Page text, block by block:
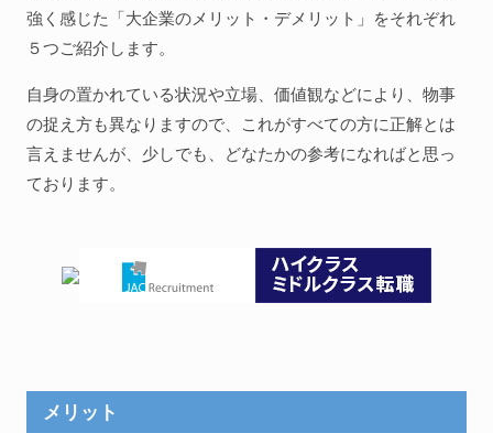
強く感じた「大企業のメリット・デメリット」をそれぞれ
５つご紹介します。
自身の置かれている状況や立場、価値観などにより、物事
の捉え方も異なりますので、これがすべての方に正解とは
言えませんが、少しでも、どなたかの参考になればと思っ
ております。
メリット